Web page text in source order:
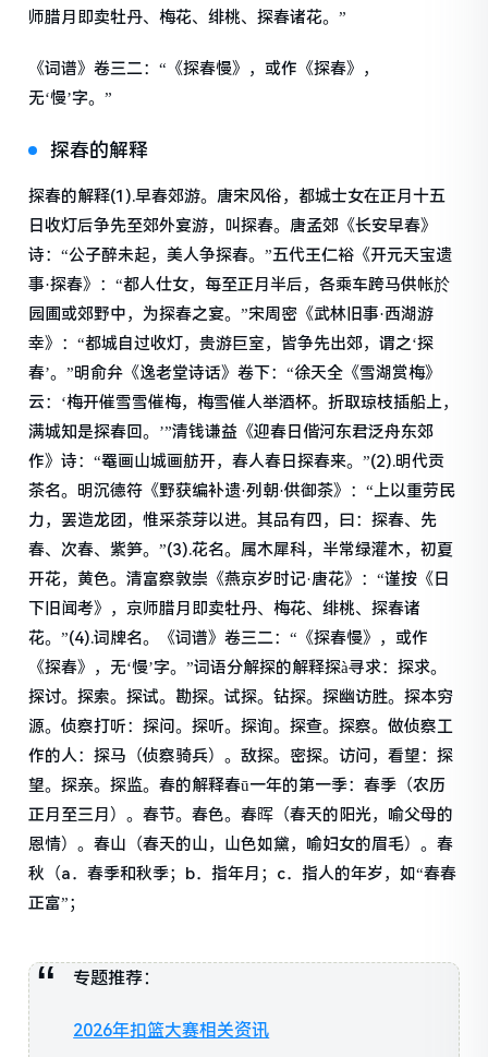
师腊月即卖牡丹、梅花、绯桃、探春诸花。”
《词谱》卷三二：“《探春慢》，或作《探春》，
无‘慢’字。”
探春的解释
探春的解释(1).早春郊游。唐宋风俗，都城士女在正月十五
日收灯后争先至郊外宴游，叫探春。唐孟郊《长安早春》
诗：“公子醉未起，美人争探春。”五代王仁裕《开元天宝遗
事·探春》：“都人仕女，每至正月半后，各乘车跨马供帐於
园圃或郊野中，为探春之宴。”宋周密《武林旧事·西湖游
幸》：“都城自过收灯，贵游巨室，皆争先出郊，谓之‘探
春’。”明俞弁《逸老堂诗话》卷下：“徐天全《雪湖赏梅》
云：‘梅开催雪雪催梅，梅雪催人举酒杯。折取琼枝插船上，
满城知是探春回。’”清钱谦益《迎春日偕河东君泛舟东郊
作》诗：“罨画山城画舫开，春人春日探春来。”(2).明代贡
茶名。明沉德符《野获编补遗·列朝·供御茶》：“上以重劳民
力，罢造龙团，惟采茶芽以进。其品有四，曰：探春、先
春、次春、紫笋。”(3).花名。属木犀科，半常绿灌木，初夏
开花，黄色。清富察敦崇《燕京岁时记·唐花》：“谨按《日
下旧闻考》，京师腊月即卖牡丹、梅花、绯桃、探春诸
花。”(4).词牌名。《词谱》卷三二：“《探春慢》，或作
《探春》，无‘慢’字。”词语分解探的解释探à寻求：探求。
探讨。探索。探试。勘探。试探。钻探。探幽访胜。探本穷
源。侦察打听：探问。探听。探询。探查。探察。做侦察工
作的人：探马（侦察骑兵）。敌探。密探。访问，看望：探
望。探亲。探监。春的解释春ū一年的第一季：春季（农历
正月至三月）。春节。春色。春晖（春天的阳光，喻父母的
恩情）。春山（春天的山，山色如黛，喻妇女的眉毛）。春
秋（a．春季和秋季；b．指年月；c．指人的年岁，如“春春
正富”；
专题推荐：
2026年扣篮大赛相关资讯